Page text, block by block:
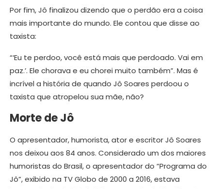
Por fim, Jô finalizou dizendo que o perdão era a coisa
mais importante do mundo. Ele contou que disse ao
taxista:
“‘Eu te perdoo, você está mais que perdoado. Vai em
paz.’. Ele chorava e eu chorei muito também”. Mas é
incrível a história de quando Jô Soares perdoou o
taxista que atropelou sua mãe, não?
Morte de Jô
O apresentador, humorista, ator e escritor Jô Soares
nos deixou aos 84 anos. Considerado um dos maiores
humoristas do Brasil, o apresentador do “Programa do
Jô”, exibido na TV Globo de 2000 a 2016, estava